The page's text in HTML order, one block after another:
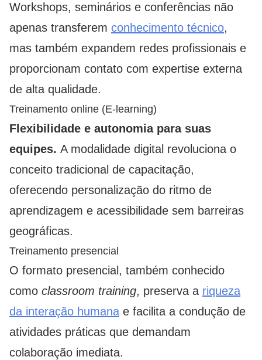
Workshops, seminários e conferências não
apenas transferem conhecimento técnico,
mas também expandem redes profissionais e
proporcionam contato com expertise externa
de alta qualidade.
Treinamento online (E-learning)
Flexibilidade e autonomia para suas
equipes. A modalidade digital revoluciona o
conceito tradicional de capacitação,
oferecendo personalização do ritmo de
aprendizagem e acessibilidade sem barreiras
geográficas.
Treinamento presencial
O formato presencial, também conhecido
como classroom training, preserva a riqueza
da interação humana e facilita a condução de
atividades práticas que demandam
colaboração imediata.